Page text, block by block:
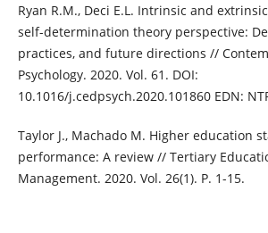
Ryan R.M., Deci E.L. Intrinsic and
self-determination theory perspective:
practices, and future directions //
Psychology. 2020. Vol. 61. DOI:
10.1016/j.cedpsych.2020.101860 EDN:
Taylor J., Machado M. Higher education
performance: A review // Tertiary
Management. 2020. Vol. 26(1). P. 1-15.